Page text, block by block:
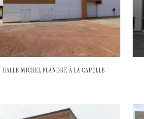
HALLE MICHEL FLANDRE À LA CAPELLE